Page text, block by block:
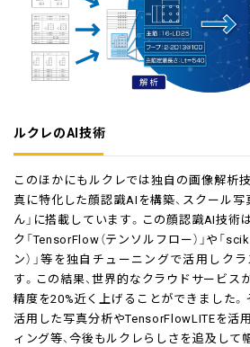
ルクレのAI技術
このほかにもルクレでは独自の画像解析
真に特化した顔認識AIを構築、スクール写
ん」に搭載しています。この顔認識AI技術
ク「TensorFlow（テンソルフロー）」や「
ン）」等を独自チューニングで活用しク
す。この結果、世界的なクラウドサービス
精度を20%近く上げることができました。
活用した写真分析やTensorFlowLITEを活
ィング等、今後もルクレらしさを追及して